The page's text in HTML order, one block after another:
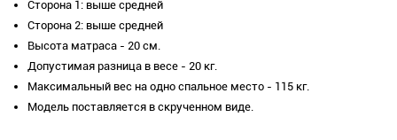
Сторона 1: выше средней
Сторона 2: выше средней
Высота матраса - 20 см.
Допустимая разница в весе - 20 кг.
Максимальный вес на одно спальное место - 115 кг.
Модель поставляется в скрученном виде.